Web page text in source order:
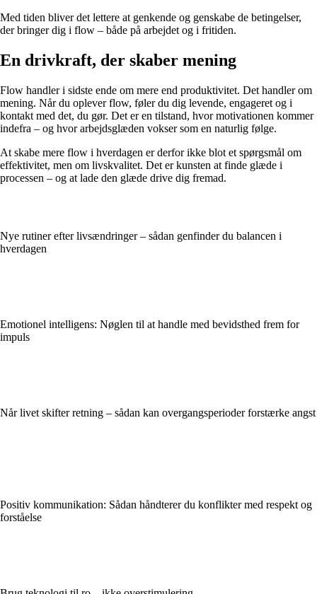
Med tiden bliver det lettere at genkende og genskabe de betingelser,
der bringer dig i flow – både på arbejdet og i fritiden.
En drivkraft, der skaber mening
Flow handler i sidste ende om mere end produktivitet. Det handler om
mening. Når du oplever flow, føler du dig levende, engageret og i
kontakt med det, du gør. Det er en tilstand, hvor motivationen kommer
indefra – og hvor arbejdsglæden vokser som en naturlig følge.
At skabe mere flow i hverdagen er derfor ikke blot et spørgsmål om
effektivitet, men om livskvalitet. Det er kunsten at finde glæde i
processen – og at lade den glæde drive dig fremad.
Nye rutiner efter livsændringer – sådan genfinder du balancen i
hverdagen
Emotionel intelligens: Nøglen til at handle med bevidsthed frem for
impuls
Når livet skifter retning – sådan kan overgangsperioder forstærke angst
Positiv kommunikation: Sådan håndterer du konflikter med respekt og
forståelse